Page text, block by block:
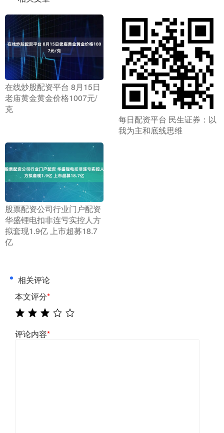
​在线炒股配资平台 8月15日
老庙黄金黄金价格1007元/
克
​每日配资平台 民生证券：以
我为主和底线思维
​股票配资公司行业门户配资
华盛锂电扣非连亏实控人方
拟套现1.9亿 上市超募18.7
亿
相关评论
本文评分*
评论内容*